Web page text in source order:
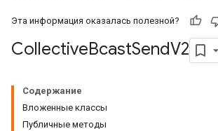
Эта информация оказалась полезной?
CollectiveBcastSendV2
Содержание
Вложенные классы
Публичные методы